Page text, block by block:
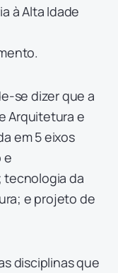
à Alta Idade
se dizer que a
Arquitetura e
em 5 eixos
e
tecnologia da
e projeto de
disciplinas que